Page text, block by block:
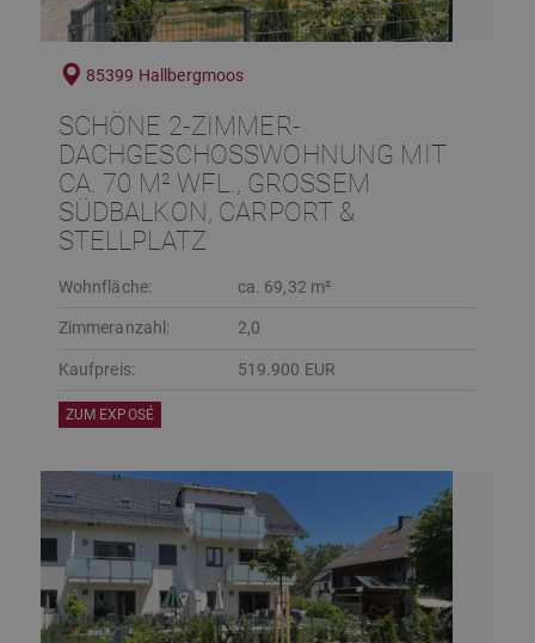
85399 Hallbergmoos
SCHÖNE 2-ZIMMER-
DACHGESCHOSSWOHNUNG MIT
CA. 70 M² WFL., GROSSEM S
ÜDBALKON, CARPORT & S
TELLPLATZ
Wohnfläche: ca. 69,32 m²
Zimmeranzahl: 2,0
Kaufpreis: 519.900 EUR
ZUM EXPOSÉ